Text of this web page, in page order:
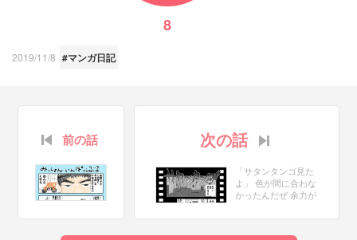
8
2019/11/8 #マンガ日記
前の話 次の話
「サタンタンゴ見た
よ」 色が間に合わな
かったんだぜ 余力が
つきで今夜更新する